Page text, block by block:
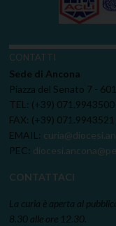
CONTATTI
Sede di Ancona
Piazza del Senato 7 -
TEL: (+39) 071.9943500
FAX: (+39) 071.9943521
EMAIL:
PEC:
CONTATTACI
La curia è aperta al
8.30 alle ore 12.30.